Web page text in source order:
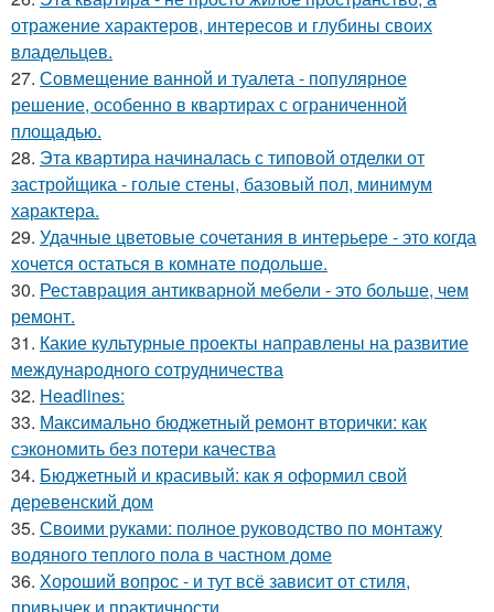
отражение характеров, интересов и глубины своих
владельцев.
27. Совмещение ванной и туалета - популярное
решение, особенно в квартирах с ограниченной
площадью.
28. Эта квартира начиналась с типовой отделки от
застройщика - голые стены, базовый пол, минимум
характера.
29. Удачные цветовые сочетания в интерьере - это когда
хочется остаться в комнате подольше.
30. Реставрация антикварной мебели - это больше, чем
ремонт.
31. Какие культурные проекты направлены на развитие
международного сотрудничества
32. Headlines:
33. Максимально бюджетный ремонт вторички: как
сэкономить без потери качества
34. Бюджетный и красивый: как я оформил свой
деревенский дом
35. Своими руками: полное руководство по монтажу
водяного теплого пола в частном доме
36. Хороший вопрос - и тут всё зависит от стиля,
привычек и практичности.